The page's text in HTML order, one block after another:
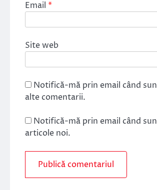
Email *
Site web
Notifică-mă prin email când
alte comentarii.
Notifică-mă prin email când
articole noi.